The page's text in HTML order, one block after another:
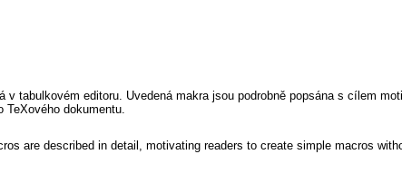
tabulkovém editoru. Uvedená makra jsou podrobně popsána s cílem
dokumentu.
are described in detail, motivating readers to create simple macros